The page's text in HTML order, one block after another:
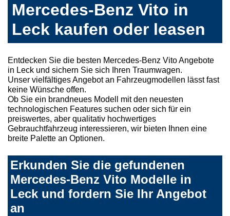
Mercedes-Benz Vito in
Leck kaufen oder leasen
Entdecken Sie die besten Mercedes-Benz Vito Angebote
in Leck und sichern Sie sich Ihren Traumwagen.
Unser vielfältiges Angebot an Fahrzeugmodellen lässt fast
keine Wünsche offen.
Ob Sie ein brandneues Modell mit den neuesten
technologischen Features suchen oder sich für ein
preiswertes, aber qualitativ hochwertiges
Gebrauchtfahrzeug interessieren, wir bieten Ihnen eine
breite Palette an Optionen.
Erkunden Sie die gefundenen
Mercedes-Benz Vito Modelle in
Leck und fordern Sie Ihr Angebot
an